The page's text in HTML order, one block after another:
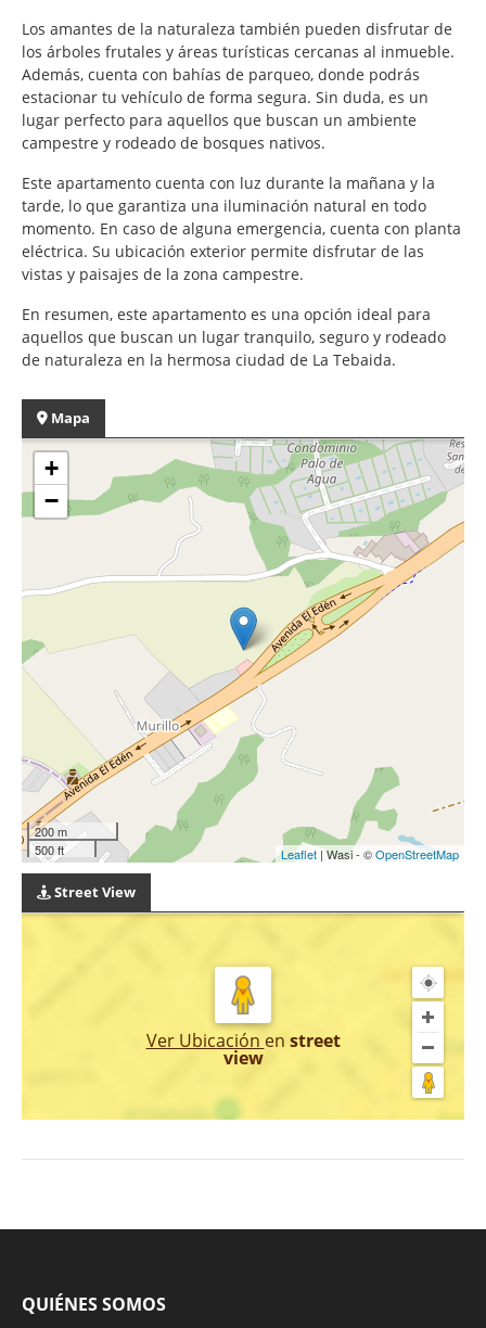
Los amantes de la naturaleza también pueden disfrutar de
los árboles frutales y áreas turísticas cercanas al inmueble.
Además, cuenta con bahías de parqueo, donde podrás
estacionar tu vehículo de forma segura. Sin duda, es un
lugar perfecto para aquellos que buscan un ambiente
campestre y rodeado de bosques nativos.
Este apartamento cuenta con luz durante la mañana y la
tarde, lo que garantiza una iluminación natural en todo
momento. En caso de alguna emergencia, cuenta con planta
eléctrica. Su ubicación exterior permite disfrutar de las
vistas y paisajes de la zona campestre.
En resumen, este apartamento es una opción ideal para
aquellos que buscan un lugar tranquilo, seguro y rodeado
de naturaleza en la hermosa ciudad de La Tebaida.
Mapa
+
−
200 m
500 ft
Leaflet | Wasi - ©OpenStreetMap
Street View
Ver Ubicación en street
view
QUIÉNES SOMOS